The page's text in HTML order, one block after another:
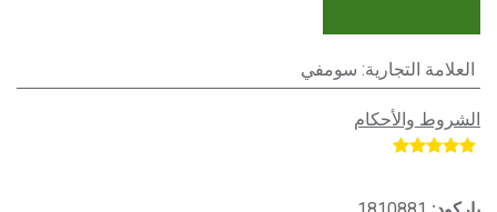
العلامة التجارية: سومفي
الشروط والأحكام